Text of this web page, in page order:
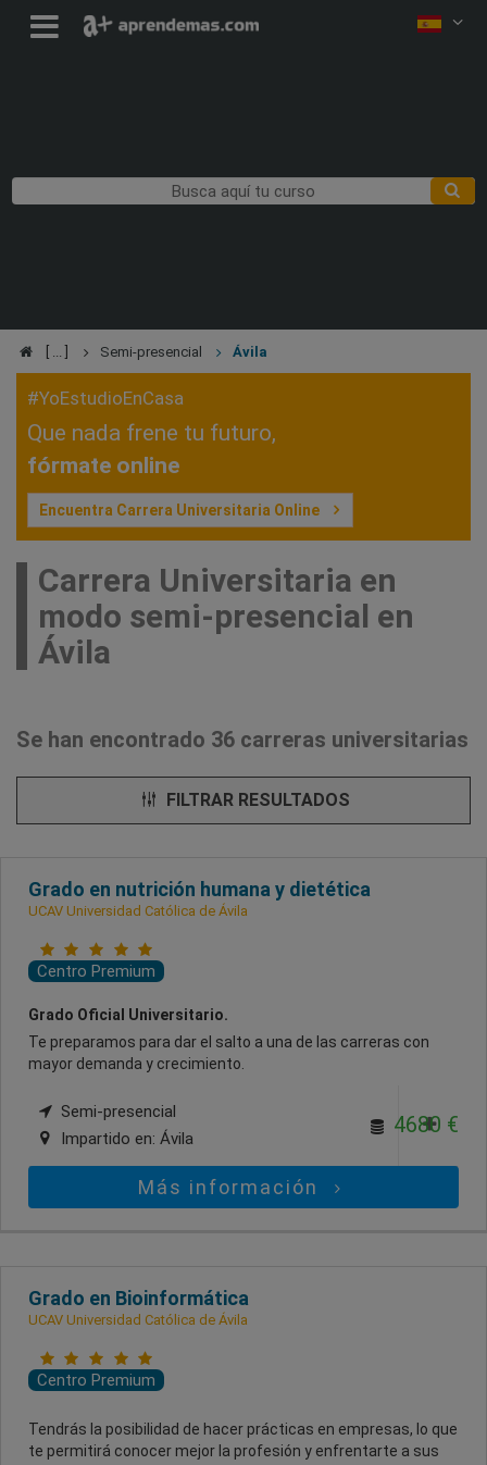
Semi-presencial Ávila
#YoEstudioEnCasa
Que nada frene tu futuro,
fórmate online
Encuentra Carrera Universitaria Online
Carrera Universitaria en
modo semi-presencial en
Ávila
Se han encontrado 36 carreras universitarias
FILTRAR RESULTADOS
Grado en nutrición humana y dietética
UCAV Universidad Católica de Ávila
Centro Premium
Grado Oficial Universitario.
Te preparamos para dar el salto a una de las carreras con
mayor demanda y crecimiento.
Semi-presencial
Impartido en: Ávila
4680 €
Más información
Grado en Bioinformática
UCAV Universidad Católica de Ávila
Centro Premium
Tendrás la posibilidad de hacer prácticas en empresas, lo que
te permitirá conocer mejor la profesión y enfrentarte a sus